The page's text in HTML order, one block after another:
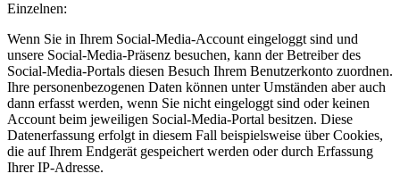
Einzelnen:
Wenn Sie in Ihrem Social-Media-Account eingeloggt sind und
unsere Social-Media-Präsenz besuchen, kann der Betreiber des
Social-Media-Portals diesen Besuch Ihrem Benutzerkonto zuordnen.
Ihre personenbezogenen Daten können unter Umständen aber auch
dann erfasst werden, wenn Sie nicht eingeloggt sind oder keinen
Account beim jeweiligen Social-Media-Portal besitzen. Diese
Datenerfassung erfolgt in diesem Fall beispielsweise über Cookies,
die auf Ihrem Endgerät gespeichert werden oder durch Erfassung
Ihrer IP-Adresse.